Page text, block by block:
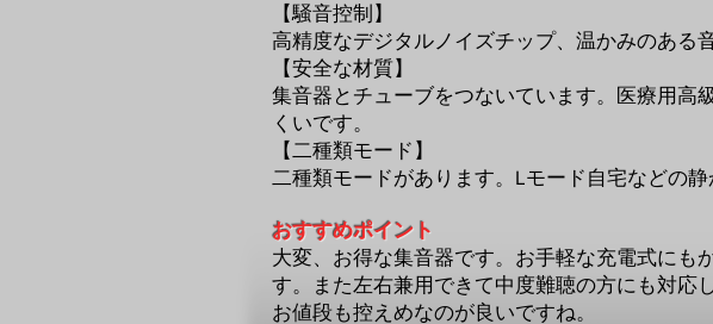
【騒音控制】
高精度なデジタルノイズチップ、温かみのある
【安全な材質】
集音器とチューブをつないています。医療用高
くいです。
【二種類モード】
二種類モードがあります。Lモード自宅などの
おすすめポイント
大変、お得な集音器です。お手軽な充電式にも
す。
また左右兼用できて中度難聴の方にも対応
​お値段も控えめなのが良いですね。